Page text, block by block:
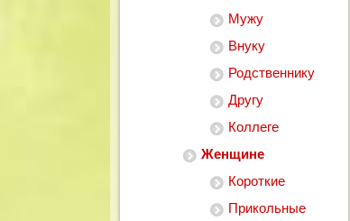
Мужу
Внуку
Родственнику
Другу
Коллеге
Женщине
Короткие
Прикольные